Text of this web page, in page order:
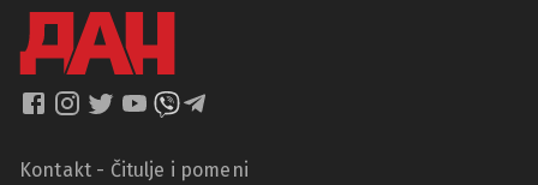
Kontakt - Čitulje i pomeni